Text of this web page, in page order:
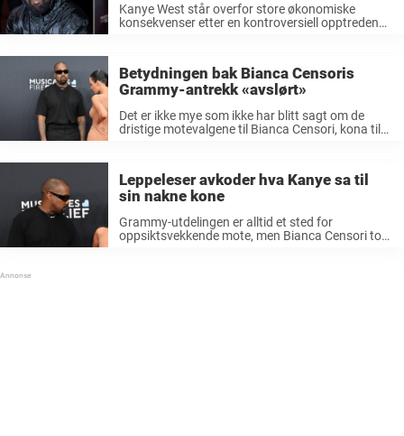
Kanye West står overfor store økonomiske
konsekvenser etter en kontroversiell opptreden
rapperen ...
Betydningen bak Bianca Censoris
Grammy-antrekk «avslørt»
Det er ikke mye som ikke har blitt sagt om de
dristige motevalgene til Bianca Censori, kona til
Leppeleser avkoder hva Kanye sa til
sin nakne kone
Grammy-utdelingen er alltid et sted for
oppsiktsvekkende mote, men Bianca Censori tok